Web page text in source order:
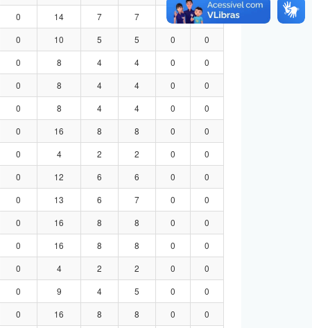
0 14 7 7 0
0
0 10 5 5 0
0
0 8 4 4 0
0
0 8 4 4 0
0
0 8 4 4 0
0
0 16 8 8 0
0
0 4 2 2 0
0
0 12 6 6 0
0
0 13 6 7 0
0
0 16 8 8 0
0
0 16 8 8 0
0
0 4 2 2 0
0
0 9 4 5 0
0
0 16 8 8 0
0